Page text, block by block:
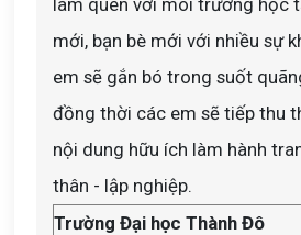
làm quen với môi trường học
mới, bạn bè mới với nhiều sự
em sẽ gắn bó trong suốt
đồng thời các em sẽ tiếp thu
nội dung hữu ích làm hành
thân - lập nghiệp.
Trường Đại học Thành Đô